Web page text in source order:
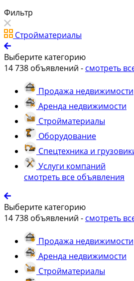
Фильтр
Стройматериалы
Выберите категорию
14 738 объявлений - смотреть
Продажа недвижимости
Аренда недвижимости
Стройматериалы
Оборудование
Спецтехника и
Услуги компаний
смотреть все объявления
Выберите категорию
14 738 объявлений - смотреть
Продажа недвижимости
Аренда недвижимости
Стройматериалы